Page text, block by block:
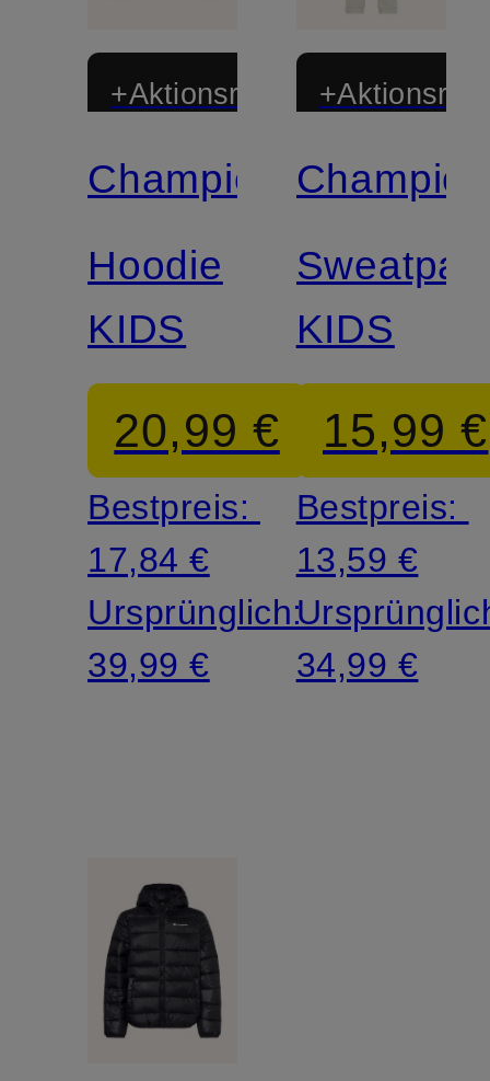
+Aktionsrabatt
Champion
Hoodie
KIDS
20,99 €
Bestpreis:
17,84 €
Ursprünglich:
39,99 €
Champion
KIDS
15,99 €
Bestpreis:
13,59 €
34,99 €